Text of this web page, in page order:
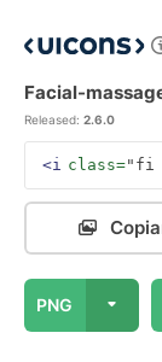
Facial-
Released: 2.6.0
<i class="fi
PNG